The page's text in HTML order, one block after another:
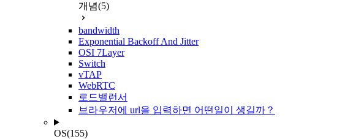
개념(5)
bandwidth
Exponential Backoff And Jitter
OSI 7Layer
Switch
vTAP
WebRTC
로드밸런서
브라우저에 url을 입력하면 어떤일이 생길까？
OS(155)